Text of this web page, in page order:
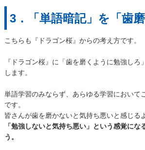
3．「単語暗記」を「歯
こちらも『ドラゴン桜』からの考え方です。
『ドラゴン桜』に「歯を磨くように勉強しろ
します。
単語学習のみならず、あらゆる学習において
です。
皆さんが歯を磨かないと気持ち悪いと感じる
「勉強しないと気持ち悪い」という感覚にな
う。